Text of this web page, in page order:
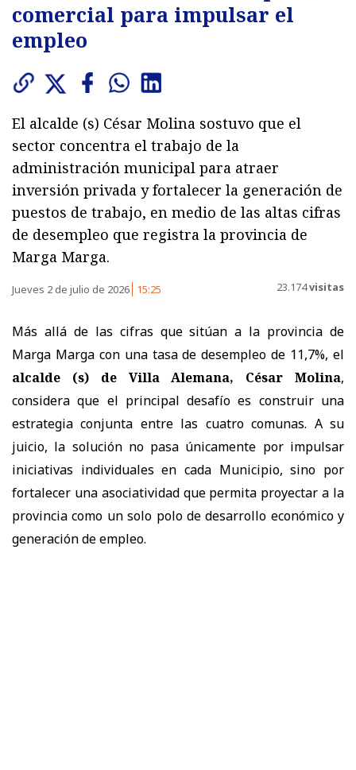
comercial para impulsar el
empleo
El alcalde (s) César Molina sostuvo que el
sector concentra el trabajo de la
administración municipal para atraer
inversión privada y fortalecer la generación de
puestos de trabajo, en medio de las altas cifras
de desempleo que registra la provincia de
Marga Marga.
Jueves 2 de julio de 2026 15:25 23.174visitas
Más allá de las cifras que sitúan a la provincia de
Marga Marga con una tasa de desempleo de 11,7%, el
alcalde (s) de Villa Alemana, César Molina,
considera que el principal desafío es construir una
estrategia conjunta entre las cuatro comunas. A su
juicio, la solución no pasa únicamente por impulsar
iniciativas individuales en cada Municipio, sino por
fortalecer una asociatividad que permita proyectar a la
provincia como un solo polo de desarrollo económico y
generación de empleo.